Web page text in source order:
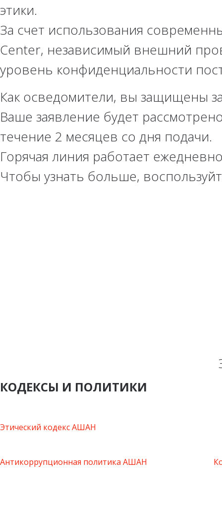
этики.
За счет использования
Center, независимый внешний
уровень конфиденциальности
Как осведомители, вы защищены
Ваше заявление будет
течение 2 месяцев со дня подачи.
Горячая линия работает
Чтобы узнать больше,
КОДЕКСЫ И ПОЛИТИКИ
Этический кодекс АШАН
Антикоррупционная политика АШАН